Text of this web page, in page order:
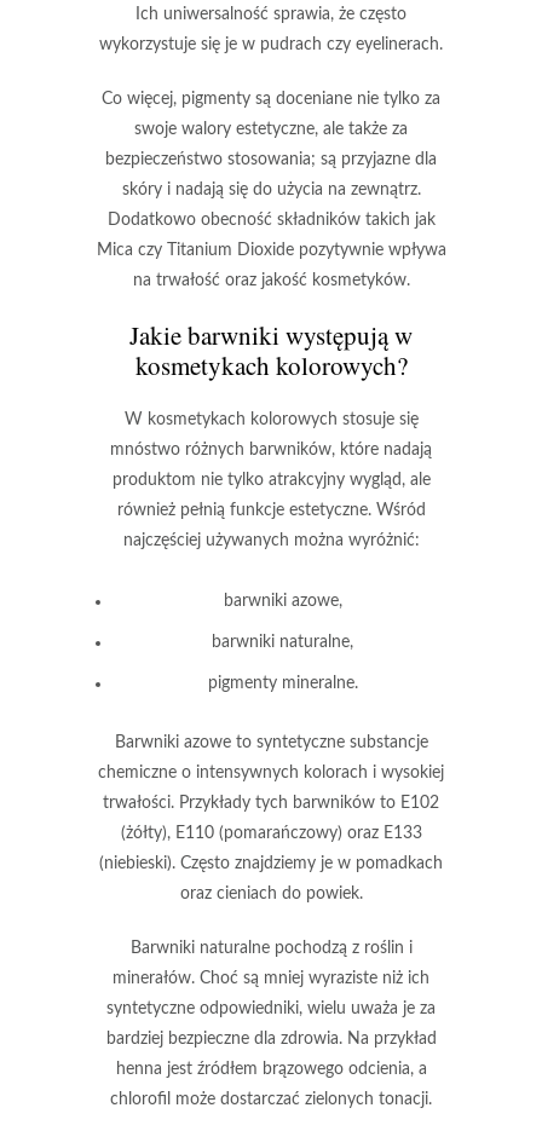
Ich uniwersalność sprawia, że często
wykorzystuje się je w pudrach czy eyelinerach.
Co więcej, pigmenty są doceniane nie tylko za
swoje walory estetyczne, ale także za
bezpieczeństwo stosowania; są przyjazne dla
skóry i nadają się do użycia na zewnątrz.
Dodatkowo obecność składników takich jak
Mica czy Titanium Dioxidepozytywnie wpływa
na trwałość oraz jakość kosmetyków.
Jakie barwniki występują w
kosmetykach kolorowych?
W kosmetykach kolorowych stosuje się
mnóstwo różnych barwników, które nadają
produktom nie tylko atrakcyjny wygląd, ale
również pełnią funkcje estetyczne. Wśród
najczęściej używanych można wyróżnić:
barwniki azowe,
barwniki naturalne,
pigmenty mineralne.
Barwniki azoweto syntetyczne substancje
chemiczne o intensywnych kolorach i wysokiej
trwałości. Przykłady tych barwników to E102
(żółty), E110 (pomarańczowy) oraz E133
(niebieski). Często znajdziemy je w pomadkach
oraz cieniach do powiek.
Barwniki naturalnepochodzą z roślin i
minerałów. Choć są mniej wyraziste niż ich
syntetyczne odpowiedniki, wielu uważa je za
bardziej bezpieczne dla zdrowia. Na przykład
henna jest źródłem brązowego odcienia, a
chlorofil
może dostarczać zielonych tonacji.